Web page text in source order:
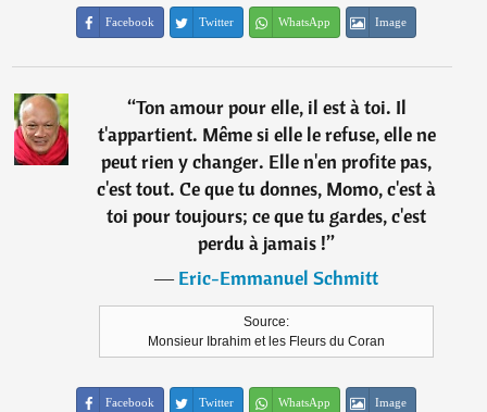
Facebook Twitter WhatsApp Image
“Ton amour pour elle, il est à toi. Il
t'appartient. Même si elle le refuse, elle ne
peut rien y changer. Elle n'en profite pas,
c'est tout. Ce que tu donnes, Momo, c'est à
toi pour toujours; ce que tu gardes, c'est
perdu à jamais !”
―Eric-Emmanuel Schmitt
Source:
Monsieur Ibrahim et les Fleurs du Coran
Facebook Twitter WhatsApp Image